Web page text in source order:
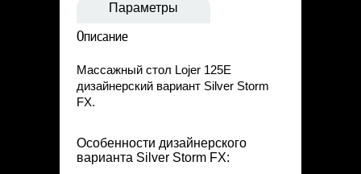
Параметры
Описание
Массажный стол Lojer 125E
дизайнерский вариант Silver Storm
FX.
Особенности дизайнерского
варианта Silver Storm FX: